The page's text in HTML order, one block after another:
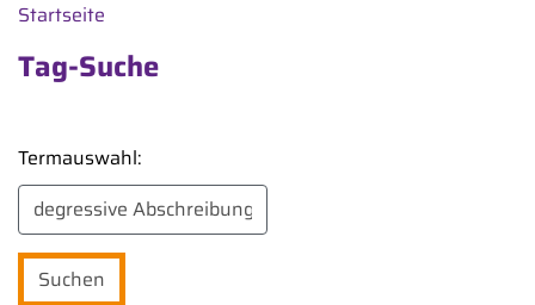
Startseite
Tag-Suche
Termauswahl: